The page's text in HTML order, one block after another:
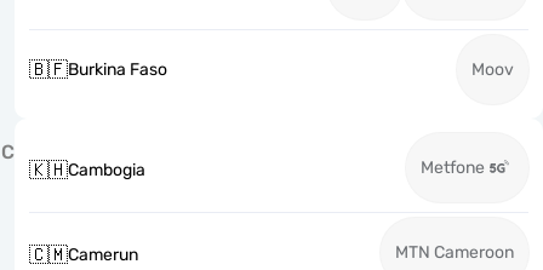
🇧🇫Burkina Faso Moov
C
🇰🇭Cambogia Metfone
🇨🇲Camerun MTN Cameroon